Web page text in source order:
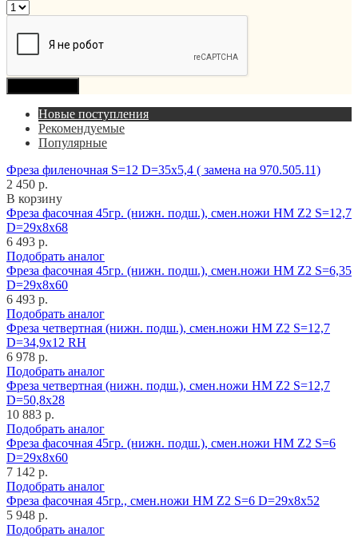
Новые поступления
Рекомендуемые
Популярные
Фреза филеночная S=12 D=35x5,4 ( замена на 970.505.11)
2 450 р.
В корзину
Фреза фасочная 45гр. (нижн. подш.), смен.ножи HM Z2 S=12,7
D=29x8x68
6 493 р.
Подобрать аналог
Фреза фасочная 45гр. (нижн. подш.), смен.ножи HM Z2 S=6,35
D=29x8x60
6 493 р.
Подобрать аналог
Фреза четвертная (нижн. подш.), смен.ножи HM Z2 S=12,7
D=34,9x12 RH
6 978 р.
Подобрать аналог
Фреза четвертная (нижн. подш.), смен.ножи HM Z2 S=12,7
D=50,8x28
10 883 р.
Подобрать аналог
Фреза фасочная 45гр. (нижн. подш.), смен.ножи HM Z2 S=6
D=29x8x60
7 142 р.
Подобрать аналог
Фреза фасочная 45гр., смен.ножи HM Z2 S=6 D=29x8x52
5 948 р.
Подобрать аналог